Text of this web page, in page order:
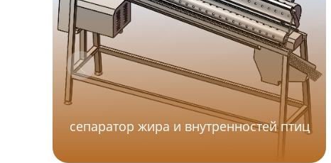
сепаратор жира и внутренностей птиц